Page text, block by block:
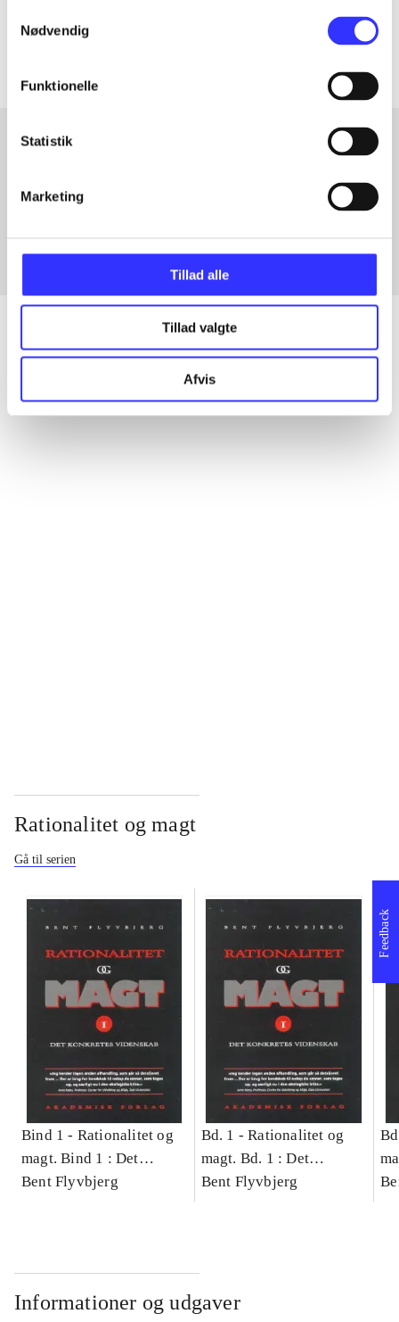
Nødvendig
Funktionelle
Statistik
Marketing
Tillad alle
Tillad valgte
Afvis
Artiklerne i
Fra
Alle registrerede artikler fordelt på udgivelser
Rationalitet og magt
Gå til serien
Bind 1 - Rationalitet og
magt. Bind 1 : Det
konkretes videnskab
Bent Flyvbjerg
Bd. 1 -Rationalitet og
magt. Bd. 1 : Det
konkretes videnskab
Bent Flyvbjerg
Informationer og udgaver
Feedback